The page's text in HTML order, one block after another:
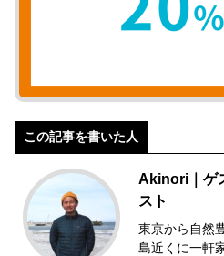
この記事を書いた人
Akinori｜ゲ
スト
東京から自然
島近くに一軒